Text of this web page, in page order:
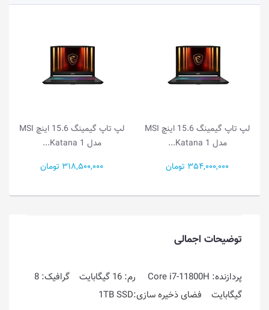
لپ تاپ گیمینگ 15.6 اینچ MSI
مدل Katana 1...
318,500,000 تومان
لپ تاپ گیمینگ 15.6 اینچ MSI
مدل Katana 1...
272,800,000 تومان
توضیحات اجمالی
پردازنده: Core i7-11800H رم: 16 گیگابایت گرافیک: 8
گیگابایت فضای ذخیره سازی:1TB SSD